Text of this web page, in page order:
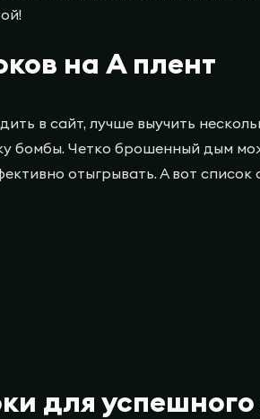
на A плент
в сайт, лучше выучить
бомбы. Четко брошенный дым
отыгрывать. А вот
для успешного